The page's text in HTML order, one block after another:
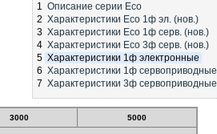
Описание серии Eco
Характеристики Eco 1ф эл. (нов.)
Характеристики Eco 1ф серв. (нов.)
Характеристики Eco 3ф серв. (нов.)
Характеристики 1ф электронные
Характеристики 1ф сервоприводные
Характеристики 3ф сервоприводные
3000 5000